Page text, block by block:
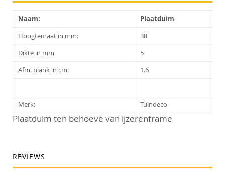
Naam:
Plaatduim
Hoogtemaat in mm:
38
Dikte in mm
5
Afm. plank in cm:
1.6
Merk: Tuindeco
Plaatduim ten behoeve van ijzerenframe
REVIEWS